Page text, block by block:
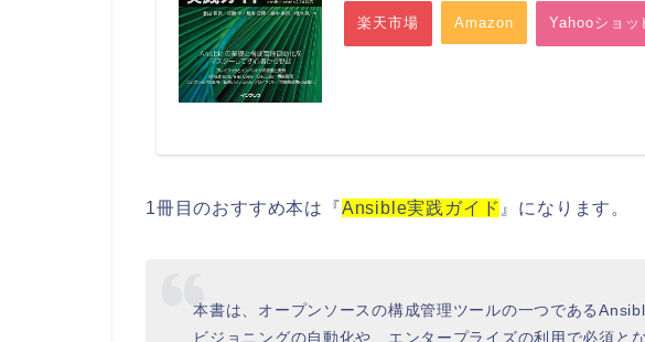
楽天市場 Amazon Yahooショッ
1冊目のおすすめ本は『Ansible実践ガイド 』になります。
本書は、オープンソースの構成管理ツールの一つである
ビジョニングの自動化や、エンタープライズの利用で必須と